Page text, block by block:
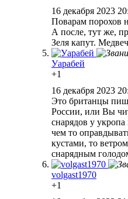
16 декабря 2023
Поварам порохов
А после, тут же,
Зеля капут.
Уарабей
+1
16 декабря 2023
Это британцы
России, или Вы
снарядов у укропа
чем то
кустами, то
снарядным
volgast1970
+1